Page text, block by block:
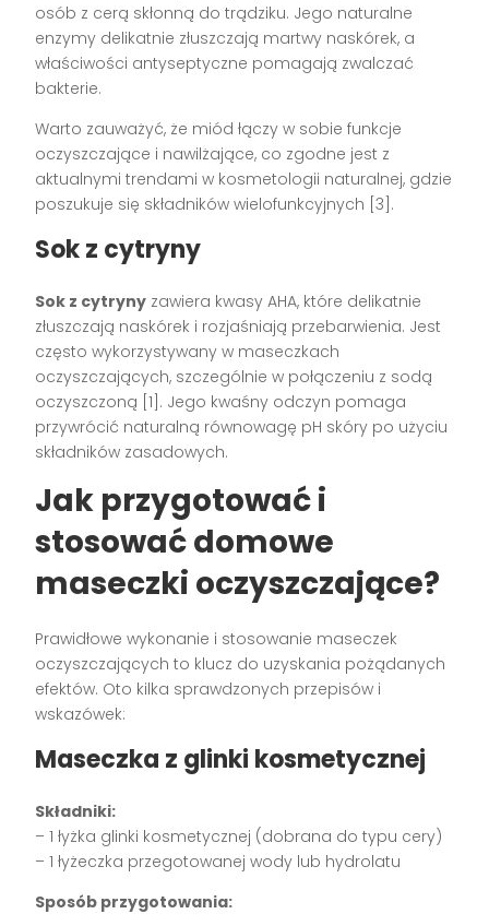
osób z cerą skłonną do trądziku. Jego naturalne
enzymy delikatnie złuszczają martwy naskórek, a
właściwości antyseptyczne pomagają zwalczać
bakterie.
Warto zauważyć, że miód łączy w sobie funkcje
oczyszczające i nawilżające, co zgodne jest z
aktualnymi trendami w kosmetologii naturalnej, gdzie
poszukuje się składników wielofunkcyjnych [3].
Sok z cytryny
Sok z cytryny zawiera kwasy AHA, które delikatnie
złuszczają naskórek i rozjaśniają przebarwienia. Jest
często wykorzystywany w maseczkach
oczyszczających, szczególnie w połączeniu z sodą
oczyszczoną [1]. Jego kwaśny odczyn pomaga
przywrócić naturalną równowagę pH skóry po użyciu
składników zasadowych.
Jak przygotować i
stosować domowe
maseczki oczyszczające?
Prawidłowe wykonanie i stosowanie maseczek
oczyszczających to klucz do uzyskania pożądanych
efektów. Oto kilka sprawdzonych przepisów i
wskazówek:
Maseczka z glinki kosmetycznej
Składniki:
– 1 łyżka glinki kosmetycznej (dobrana do typu cery)
– 1 łyżeczka przegotowanej wody lub hydrolatu
Sposób przygotowania: